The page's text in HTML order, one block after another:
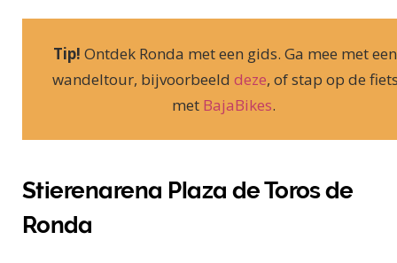
Tip! Ontdek Ronda met een gids. Ga mee met een
wandeltour, bijvoorbeeld deze, of stap op de
met BajaBikes.
Stierenarena Plaza de Toros de
Ronda